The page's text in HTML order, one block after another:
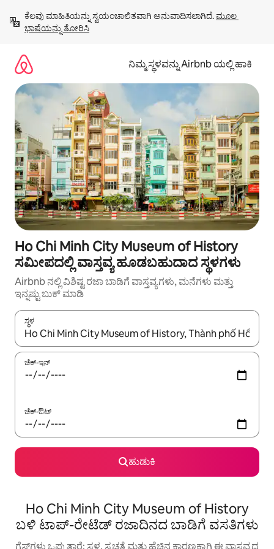
ಹೋಗಿ
ಕೆಲವು ಮಾಹಿತಿಯನ್ನು ಸ್ವಯಂಚಾಲಿತವಾಗಿ ಅನುವಾದಿಸಲಾಗಿದೆ. ಮೂಲ
ಭಾಷೆಯನ್ನು ತೋರಿಸಿ
ನಿಮ್ಮ ಸ್ಥಳವನ್ನು Airbnb ಯಲ್ಲಿ ಹಾಕಿ
Ho Chi Minh City Museum of History
ಸಮೀಪದಲ್ಲಿ ವಾಸ್ತವ್ಯ ಹೂಡಬಹುದಾದ ಸ್ಥಳಗಳು
Airbnb ನಲ್ಲಿ ವಿಶಿಷ್ಟ ರಜಾ ಬಾಡಿಗೆ ವಾಸ್ತವ್ಯಗಳು, ಮನೆಗಳು ಮತ್ತು
ಇನ್ನಷ್ಟು ಬುಕ್ ಮಾಡಿ
ಸ್ಥಳ
ಫಲಿತಾಂಶಗಳು ಲಭ್ಯವಿರುವಾಗ, ಅಪ್ ಮತ್ತು ಡೌನ್ ಬಾಣದ ಕೀಲಿಗಳೊಂದಿಗೆ
ಚೆಕ್-ಇನ್
ಚೆಕ್-ಔಟ್
ಹುಡುಕಿ
Ho Chi Minh City Museum of History
ಬಳಿ ಟಾಪ್-ರೇಟೆಡ್ ರಜಾದಿನದ ಬಾಡಿಗೆ ವಸತಿಗಳು
ಗೆಸ್ಟ್‌ಗಳು ಒಪ್ಪುತ್ತಾರೆ: ಸ್ಥಳ, ಸ್ವಚ್ಛತೆ ಮತ್ತು ಹೆಚ್ಚಿನ ಕಾರಣಕ್ಕಾಗಿ ಈ ವಾಸ್ತವ್ಯದ